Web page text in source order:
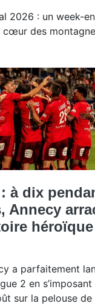
2026 : un week-
cœur des
à dix
Annecy
a parfaitement
2 en
sur la pelouse de